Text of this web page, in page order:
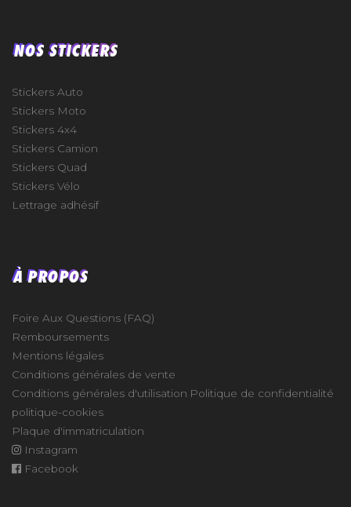
NOS STICKERS
Stickers Auto
Stickers Moto
Stickers 4x4
Stickers Camion
Stickers Quad
Stickers Vélo
Lettrage adhésif
À PROPOS
Foire Aux Questions (FAQ)
Remboursements
Mentions légales
Conditions générales de vente
Conditions générales d'utilisation Politique de confidentialité
politique-cookies
Plaque d'immatriculation
Instagram
Facebook